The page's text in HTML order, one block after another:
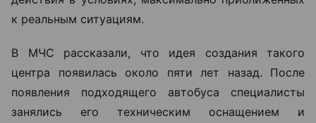
к реальным ситуациям.
В МЧС рассказали, что идея создания такого
центра появилась около пяти лет назад. После
появления подходящего автобуса специалисты
занялись его техническим оснащением и